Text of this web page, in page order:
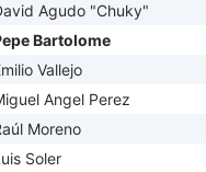
Agudo "Chuky"
Bartolome
Vallejo
Angel Perez
Moreno
Soler